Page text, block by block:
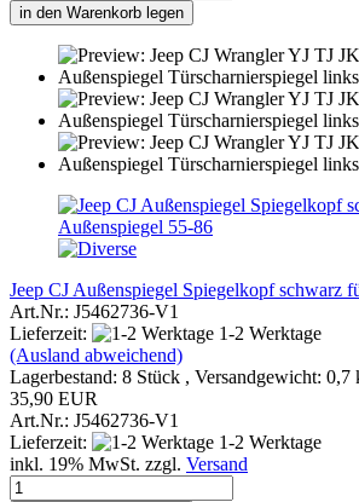
in den Warenkorb legen
Jeep CJ Außenspiegel Spiegelkopf schwarz
Art.Nr.: J5462736-V1
Lieferzeit:
1-2 Werktage
(Ausland abweichend)
Lagerbestand: 8 Stück , Versandgewicht: 0,7
35,90 EUR
Art.Nr.: J5462736-V1
Lieferzeit:
1-2 Werktage
inkl. 19% MwSt. zzgl. Versand